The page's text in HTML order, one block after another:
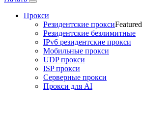
Прокси
Резидентские проксиFeatured
Резидентские безлимитные
IPv6 резидентские прокси
Мобильные прокси
UDP прокси
ISP прокси
Серверные прокси
Прокси для AI